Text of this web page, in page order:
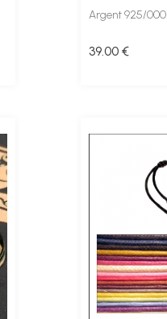
Argent 925/000
39.00 €